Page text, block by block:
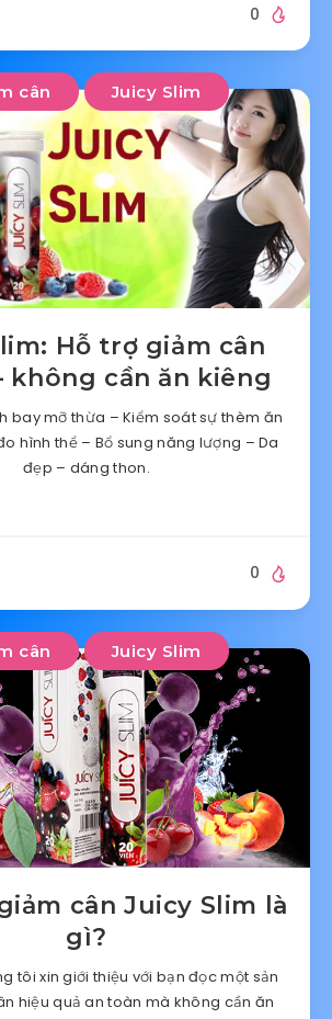
0
cân Juicy Slim
Hỗ trợ giảm cân
không cần ăn kiêng
bay mỡ thừa – Kiểm soát sự thèm ăn
hình thể – Bổ sung năng lượng – Da
đẹp – dáng thon.
0
cân Juicy Slim
cân Juicy Slim là
gì?
tôi xin giới thiệu với bạn đọc một sản
hiệu quả an toàn mà không cần ăn